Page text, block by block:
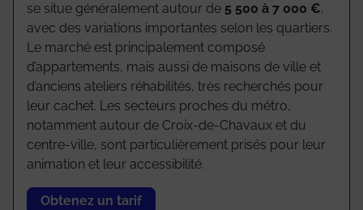
se situe généralement autour de 5 500 à 7 000 €,
avec des variations importantes selon les quartiers.
Le marché est principalement composé
d’appartements, mais aussi de maisons de ville et
d’anciens ateliers réhabilités, très recherchés pour
leur cachet. Les secteurs proches du métro,
notamment autour de Croix-de-Chavaux et du
centre-ville, sont particulièrement prisés pour leur
animation et leur accessibilité.
Obtenez un tarif